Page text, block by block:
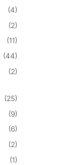
(4)
(2)
(11)
(44)
(2)
(25)
(9)
(6)
(2)
(1)